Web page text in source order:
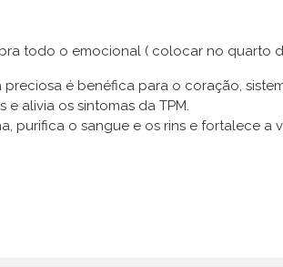
todo o emocional ( colocar no quarto
é benéfica para o coração,
alivia os sintomas da TPM.
purifica o sangue e os rins e fortalece a